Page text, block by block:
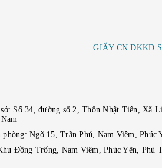
GIẤY CN DKKD
Số 34, đường số 2, Thôn Nhật Tiến, Xã
Ngõ 15, Trần Phú, Nam Viêm, Phúc
Đồng Trống, Nam Viêm, Phúc Yên, Phú